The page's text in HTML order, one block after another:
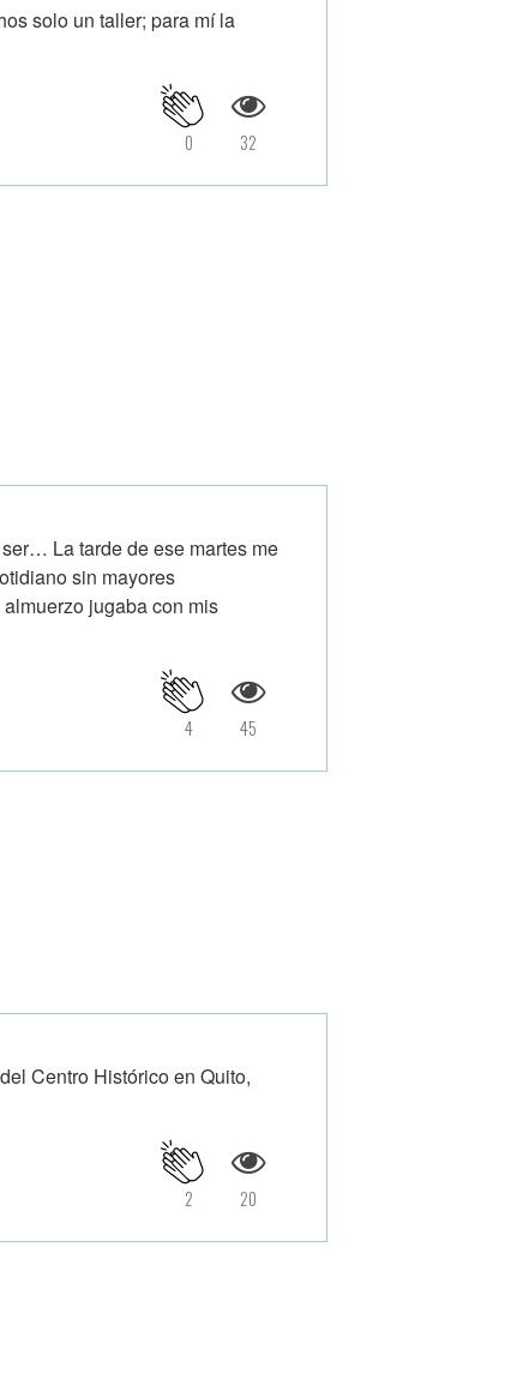
solo un taller; para mí la
32
0
La tarde de ese martes me
sin mayores
jugaba con mis
45
4
Centro Histórico en Quito,
20
2